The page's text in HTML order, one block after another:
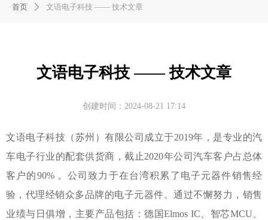
文语电子科技 —— 技术文章
文语电子科技（苏州）有限公司成立于2019年，是专业的汽
车电子行业的配套供货商，截止2020年公司汽车客户占总体
客户的90% 。公司致力于在台湾积累了电子元器件销售经
验，代理经销众多品牌的电子元器件。通过不懈努力，销售
业绩与日俱增，主要产品包括：德国Elmos IC、智芯MCU、
首页 ꄲ 文语电子科技 —— 技术文章
创建时间： 2024-08-21 17:14